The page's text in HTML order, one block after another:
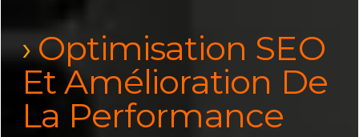
Optimisation SEO
Et Amélioration De
La Performance